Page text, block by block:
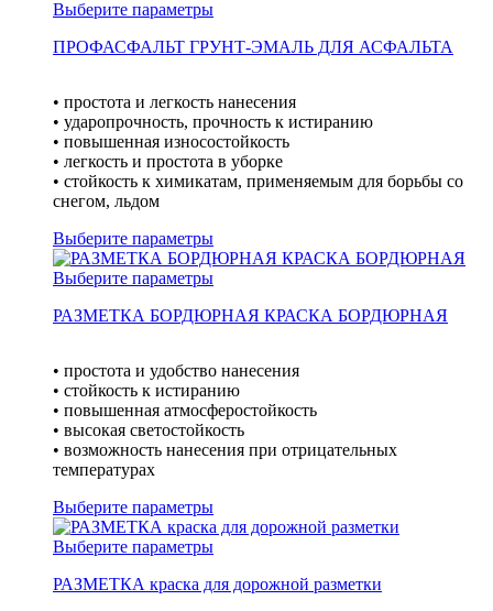
Выберите параметры
ПРОФАСФАЛЬТ ГРУНТ-ЭМАЛЬ ДЛЯ АСФАЛЬТА
• простота и легкость нанесения
• ударопрочность, прочность к истиранию
• повышенная износостойкость
• легкость и простота в уборке
• стойкость к химикатам, применяемым для борьбы со
снегом, льдом
Выберите параметры
Выберите параметры
РАЗМЕТКА БОРДЮРНАЯ КРАСКА БОРДЮРНАЯ
• простота и удобство нанесения
• стойкость к истиранию
• повышенная атмосферостойкость
• высокая светостойкость
• возможность нанесения при отрицательных
температурах
Выберите параметры
Выберите параметры
РАЗМЕТКА краска для дорожной разметки